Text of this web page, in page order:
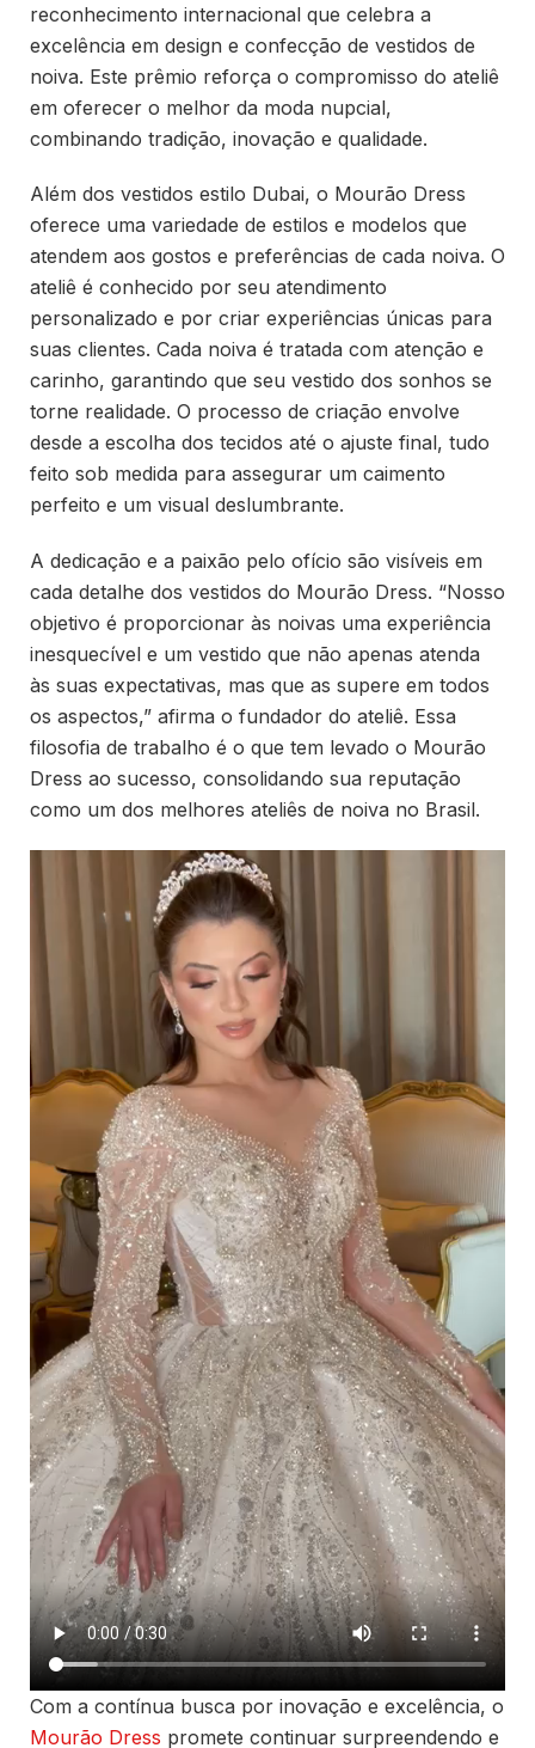
reconhecimento internacional que celebra a
excelência em design e confecção de vestidos de
noiva. Este prêmio reforça o compromisso do ateliê
em oferecer o melhor da moda nupcial,
combinando tradição, inovação e qualidade.
Além dos vestidos estilo Dubai, o Mourão Dress
oferece uma variedade de estilos e modelos que
atendem aos gostos e preferências de cada noiva. O
ateliê é conhecido por seu atendimento
personalizado e por criar experiências únicas para
suas clientes. Cada noiva é tratada com atenção e
carinho, garantindo que seu vestido dos sonhos se
torne realidade. O processo de criação envolve
desde a escolha dos tecidos até o ajuste final, tudo
feito sob medida para assegurar um caimento
perfeito e um visual deslumbrante.
A dedicação e a paixão pelo ofício são visíveis em
cada detalhe dos vestidos do Mourão Dress. “Nosso
objetivo é proporcionar às noivas uma experiência
inesquecível e um vestido que não apenas atenda
às suas expectativas, mas que as supere em todos
os aspectos,” afirma o fundador do ateliê. Essa
filosofia de trabalho é o que tem levado o Mourão
Dress ao sucesso, consolidando sua reputação
como um dos melhores ateliês de noiva no Brasil.
Com a contínua busca por inovação e excelência, o
Mourão Dress promete continuar surpreendendo e